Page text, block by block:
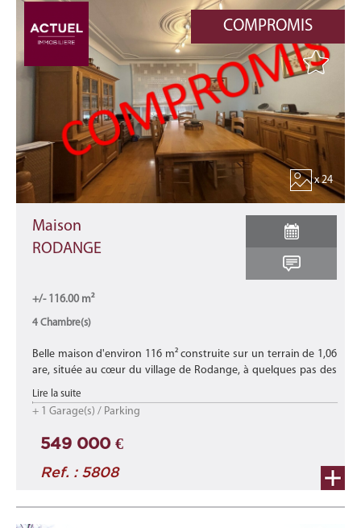
COMPROMIS
x 24
Maison
RODANGE
+/- 116.00 m²
4 Chambre(s)
Belle maison d'environ 116 m² construite sur un terrain de 1,06
are, située au cœur du village de Rodange, à quelques pas des
commerces, des écoles, des crèches, de la gare, des transports e
...
Lire la suite
+ 1 Garage(s) / Parking
549 000 €
Ref. : 5808